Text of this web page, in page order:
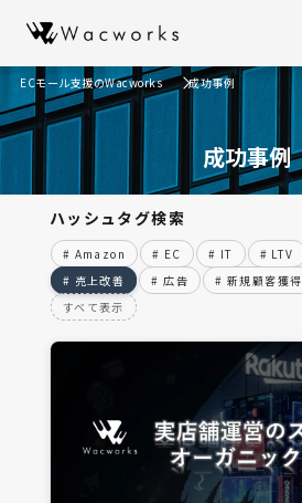
成功事例
ECモール支援のWacworks 成功事例
ハッシュタグ検索
# Amazon # EC # IT # LTV
# 売上改善
# 広告 # 新規顧客獲得
すべて表示